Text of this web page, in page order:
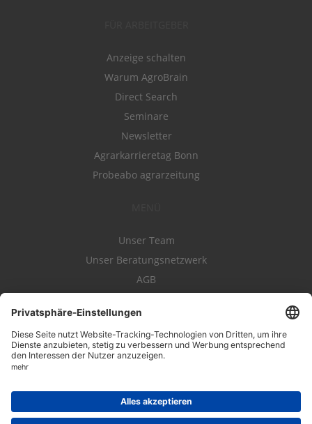
Anzeige schalten
Warum AgroBrain
Direct Search
Seminare
Newsletter
Agrarkarrieretag Bonn
Probeabo agrarzeitung
Unser Team
Unser Beratungsnetzwerk
AGB
Datenschutz
Impressum
Kontakt